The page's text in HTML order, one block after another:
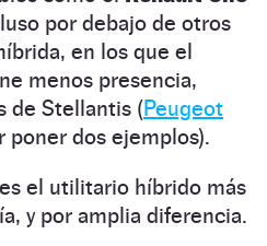
por debajo de otros
en los que el
menos presencia,
de Stellantis (Peugeot
poner dos ejemplos).
el utilitario híbrido más
y por amplia diferencia.